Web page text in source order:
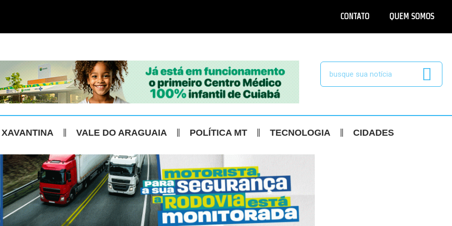
CONTATO QUEM SOMOS
VALE DO ARAGUAIA POLÍTICA MT TECNOLOGIA CIDADES